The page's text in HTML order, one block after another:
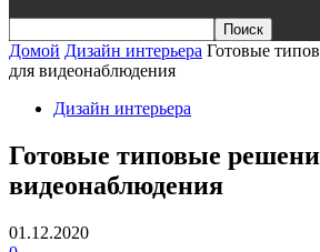
Домой Дизайн интерьера Готовые
для видеонаблюдения
Дизайн интерьера
Готовые типовые
видеонаблюдения
01.12.2020